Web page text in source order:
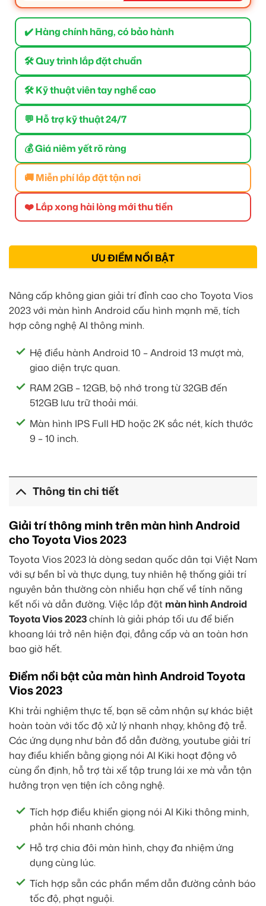
✔️ Hàng chính hãng, có bảo hành
🛠 Quy trình lắp đặt chuẩn
🛠 Kỹ thuật viên tay nghề cao
💬 Hỗ trợ kỹ thuật 24/7
💰 Giá niêm yết rõ ràng
🚚 Miễn phí lắp đặt tận nơi
❤️ Lắp xong hài lòng mới thu tiền
ƯU ĐIỂM NỔI BẬT
Nâng cấp không gian giải trí đỉnh cao cho Toyota Vios
2023 với màn hình Android cấu hình mạnh mẽ, tích
hợp công nghệ AI thông minh.
Hệ điều hành Android 10 – Android 13 mượt mà,
giao diện trực quan.
RAM 2GB – 12GB, bộ nhớ trong từ 32GB đến
512GB lưu trữ thoải mái.
Màn hình IPS Full HD hoặc 2K sắc nét, kích thước
9 – 10 inch.
Thông tin chi tiết
Giải trí thông minh trên màn hình Android
cho Toyota Vios 2023
Toyota Vios 2023 là dòng sedan quốc dân tại Việt Nam
với sự bền bỉ và thực dụng, tuy nhiên hệ thống giải trí
nguyên bản thường còn nhiều hạn chế về tính năng
kết nối và dẫn đường. Việc lắp đặt màn hình Android
Toyota Vios 2023chính là giải pháp tối ưu để biến
khoang lái trở nên hiện đại, đẳng cấp và an toàn hơn
bao giờ hết.
Điểm nổi bật của màn hình Android Toyota
Vios 2023
Khi trải nghiệm thực tế, bạn sẽ cảm nhận sự khác biệt
hoàn toàn với tốc độ xử lý nhanh nhạy, không độ trễ.
Các ứng dụng như bản đồ dẫn đường, youtube giải trí
hay điều khiển bằng giọng nói AI Kiki hoạt động vô
cùng ổn định, hỗ trợ tài xế tập trung lái xe mà vẫn tận
hưởng trọn vẹn tiện ích công nghệ.
Tích hợp điều khiển giọng nói AI Kiki thông minh,
phản hồi nhanh chóng.
Hỗ trợ chia đôi màn hình, chạy đa nhiệm ứng
dụng cùng lúc.
Tích hợp sẵn các phần mềm dẫn đường cảnh báo
tốc độ, phạt nguội.